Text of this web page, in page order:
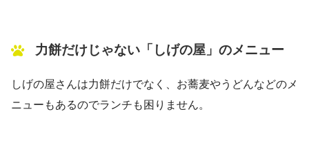
力餅だけじゃない「しげの屋」のメニュー
しげの屋さんは力餅だけでなく、お蕎麦やうどんなどのメ
ニューもあるのでランチも困りません。